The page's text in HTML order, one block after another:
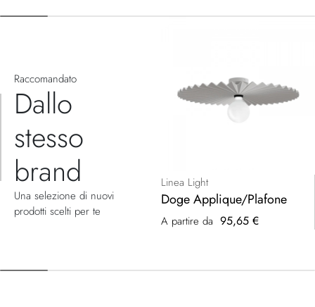
Raccomandato
Dallo
stesso
brand
Una selezione di nuovi
prodotti scelti per te
Linea Light
Doge Applique/Plafone
A partire da 95,65 €